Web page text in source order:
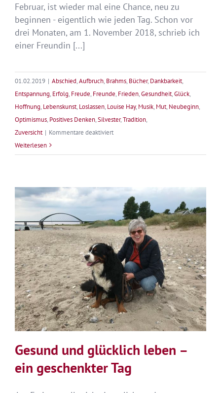
Februar, ist wieder mal eine Chance, neu zu
beginnen - eigentlich wie jeden Tag. Schon vor
drei Monaten, am 1. November 2018, schrieb ich
einer Freundin [...]
01.02.2019 | Abschied,Aufbruch, Brahms, Bücher, Dankbarkeit,
Entspannung, Erfolg, Freude, Freunde, Frieden,Gesundheit,Glück,
Hoffnung, Lebenskunst, Loslassen, Louise Hay, Musik, Mut, Neubeginn,
Optimismus, Positives Denken,Silvester,Tradition,
Zuversicht | Kommentare deaktiviertfür
…
Weiterlesen
Gesund und glücklich leben –
ein geschenkter Tag